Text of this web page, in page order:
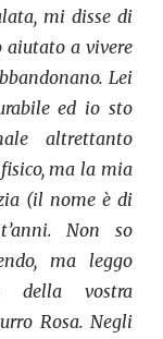
mi disse di
aiutato a vivere
Lei
ed io sto
altrettanto
ma la mia
(il nome è di
Non so
ma leggo
della vostra
Rosa. Negli